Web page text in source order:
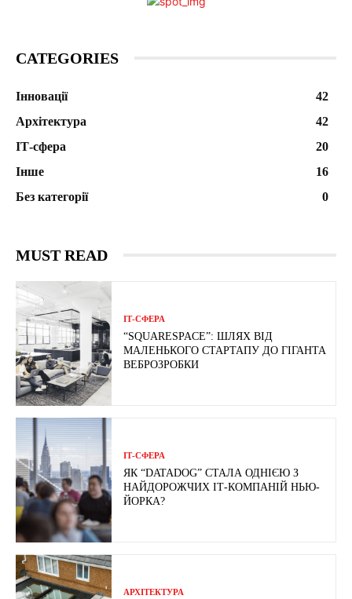
CATEGORIES
Інновації
42
Архітектура
42
ІТ-сфера
20
Інше
16
Без категорії
0
MUST READ
ІТ-СФЕРА
“SQUARESPACE”: ШЛЯХ ВІД
МАЛЕНЬКОГО СТАРТАПУ ДО ГІГАНТА
ВЕБРОЗРОБКИ
ІТ-СФЕРА
ЯК “DATADOG” СТАЛА ОДНІЄЮ З
НАЙДОРОЖЧИХ ІТ-КОМПАНІЙ НЬЮ-
ЙОРКА?
АРХІТЕКТУРА